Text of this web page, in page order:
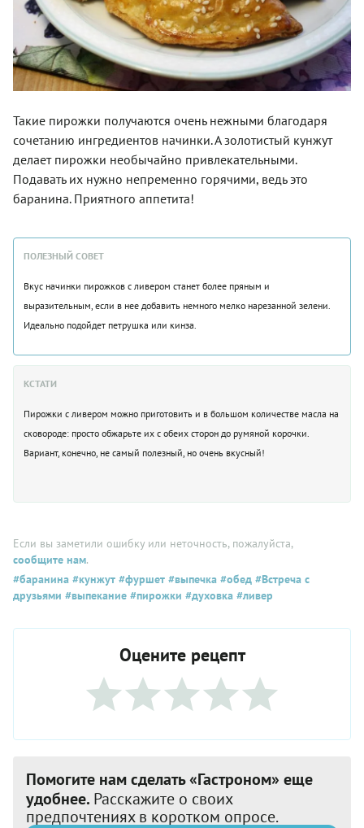
Такие пирожки получаются очень нежными благодаря
сочетанию ингредиентов начинки. А золотистый кунжут
делает пирожки необычайно привлекательными.
Подавать их нужно непременно горячими, ведь это
баранина. Приятного аппетита!
ПОЛЕЗНЫЙ СОВЕТ
Вкус начинки пирожков с ливером станет более пряным и
выразительным, если в нее добавить немного мелко нарезанной зелени.
Идеально подойдет петрушка или кинза.
КСТАТИ
Пирожки с ливером можно приготовить и в большом количестве масла на
сковороде: просто обжарьте их с обеих сторон до румяной корочки.
Вариант, конечно, не самый полезный, но очень вкусный!
Если вы заметили ошибку или неточность, пожалуйста,
сообщите нам.
#баранина #кунжут #фуршет #выпечка #обед #Встреча с
друзьями #выпекание #пирожки #духовка #ливер
Оцените рецепт
Помогите нам сделать «Гастроном» еще
удобнее. Расскажите о своих
предпочтениях в коротком опросе.